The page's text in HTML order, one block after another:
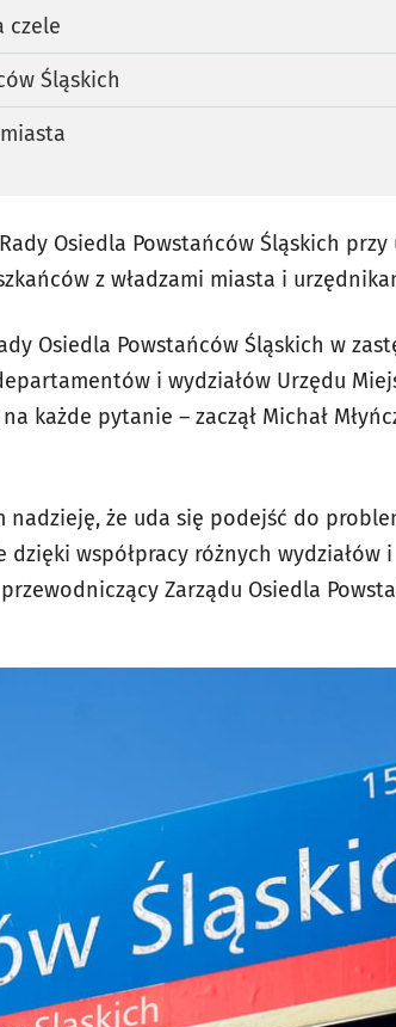
czele
Śląskich
Osiedla Powstańców Śląskich przy
z władzami miasta i
Osiedla Powstańców Śląskich w
i wydziałów Urzędu
każde pytanie – zaczął Michał
że uda się podejść do
współpracy różnych wydziałów i
Zarządu Osiedla